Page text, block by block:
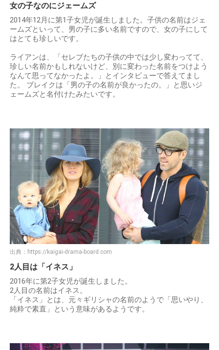
女の子なのにジェームズ
2014年12月に第1子女児が誕生しました。子供の名前はジェ
ームズといって、男の子に多い名前ですので、女の子にして
はとても珍しいです。
ライアンは、「セレブたちの子供の中では少し変わってて、
珍しい名前かもしれないけど、別に変わった名前をつけよう
なんて思ってなかったよ。」とインタビューで答えてまし
た。 ブレイクは「男の子の名前が良かったの。」と思いジ
ェームズと名付けたみたいです。
出典： https://kaigai-drama-board.com
2人目は「イネス」
2016年に第2子女児が誕生しました。
2人目の名前はイネス。
「イネス」とは、元々ギリシャの名前のようで「思いやり、
純粋で素直」という意味があるようです。